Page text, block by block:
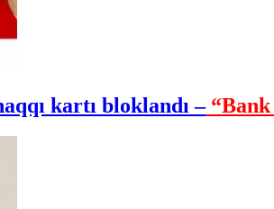
kartı bloklandı –“Bank